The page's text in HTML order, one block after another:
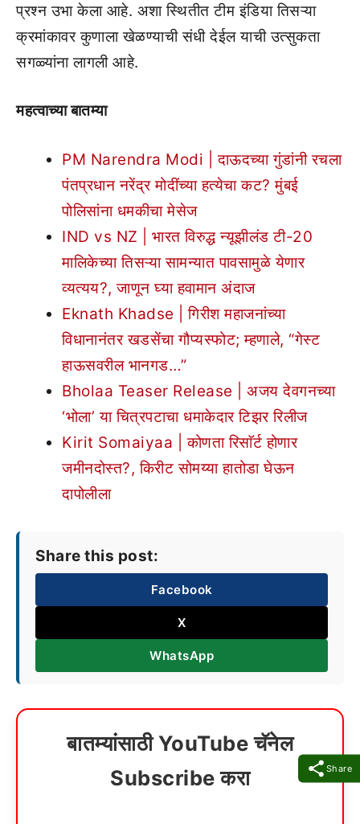
Share
प्रश्न उभा केला आहे. अशा स्थितीत टीम इंडिया तिसऱ्या
क्रमांकावर कुणाला खेळण्याची संधी देईल याची उत्सुकता
सगळ्यांना लागली आहे.
महत्वाच्या बातम्या
PM Narendra Modi | दाऊदच्या गुंडांनी रचला
पंतप्रधान नरेंद्र मोदींच्या हत्येचा कट? मुंबई
पोलिसांना धमकीचा मेसेज
IND vs NZ | भारत विरुद्ध न्यूझीलंड टी-20
मालिकेच्या तिसऱ्या सामन्यात पावसामुळे येणार
व्यत्यय?, जाणून घ्या हवामान अंदाज
Eknath Khadse | गिरीश महाजनांच्या
विधानानंतर खडसेंचा गौप्यस्फोट; म्हणाले, “गेस्ट
हाऊसवरील भानगड…”
Bholaa Teaser Release | अजय देवगनच्या
‘भोला’ या चित्रपटाचा धमाकेदार टिझर रिलीज
Kirit Somaiyaa | कोणता रिसाॅर्ट होणार
जमीनदोस्त?, किरीट सोमय्या हातोडा घेऊन
दापोलीला
Share this post:
Facebook
X
WhatsApp
बातम्यांसाठी YouTube चॅनेल
Subscribe करा